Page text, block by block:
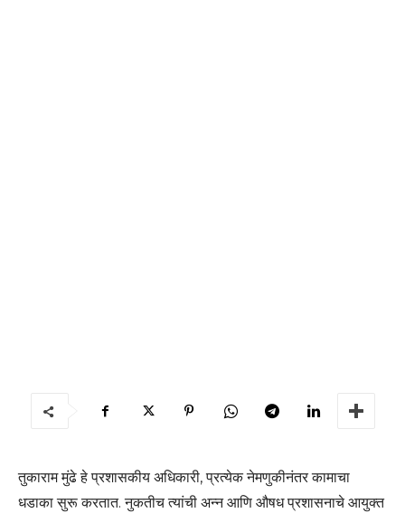
तुकाराम मुंढे हे प्रशासकीय अधिकारी, प्रत्येक नेमणुकीनंतर कामाचा
धडाका सुरू करतात. नुकतीच त्यांची अन्न आणि औषध प्रशासनाचे आयुक्त